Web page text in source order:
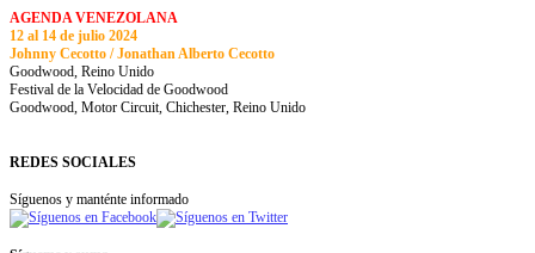
AGENDA VENEZOLANA
12 al 14 de julio 2024
Johnny Cecotto / Jonathan Alberto Cecotto
Goodwood, Reino Unido
Festival de la Velocidad de Goodwood
Goodwood, Motor Circuit, Chichester, Reino Unido
REDES SOCIALES
Síguenos y manténte informado